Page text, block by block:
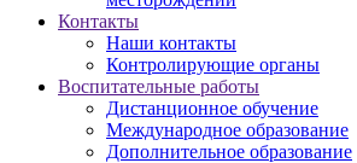
Контакты
Наши контакты
Контролирующие органы
Воспитательные работы
Дистанционное обучение
Международное образование
Дополнительное образование